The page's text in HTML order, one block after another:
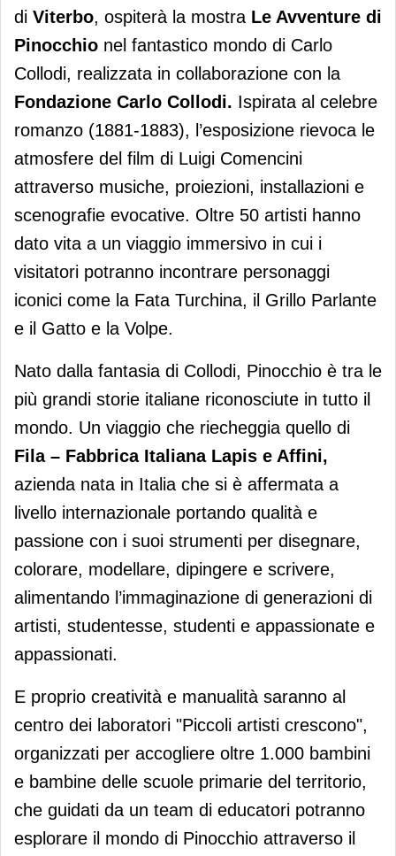
di Viterbo, ospiterà la mostra Le Avventure di
Pinocchio nel fantastico mondo di Carlo
Collodi, realizzata in collaborazione con la
Fondazione Carlo Collodi. Ispirata al celebre
romanzo (1881-1883), l’esposizione rievoca le
atmosfere del film di Luigi Comencini
attraverso musiche, proiezioni, installazioni e
scenografie evocative. Oltre 50 artisti hanno
dato vita a un viaggio immersivo in cui i
visitatori potranno incontrare personaggi
iconici come la Fata Turchina, il Grillo Parlante
e il Gatto e la Volpe.
Nato dalla fantasia di Collodi, Pinocchio è tra le
più grandi storie italiane riconosciute in tutto il
mondo. Un viaggio che riecheggia quello di
Fila – Fabbrica Italiana Lapis e Affini,
azienda nata in Italia che si è affermata a
livello internazionale portando qualità e
passione con i suoi strumenti per disegnare,
colorare, modellare, dipingere e scrivere,
alimentando l’immaginazione di generazioni di
artisti, studentesse, studenti e appassionate e
appassionati.
E proprio creatività e manualità saranno al
centro dei laboratori "Piccoli artisti crescono",
organizzati per accogliere oltre 1.000 bambini
e bambine delle scuole primarie del territorio,
che guidati da un team di educatori potranno
esplorare il mondo di Pinocchio attraverso il